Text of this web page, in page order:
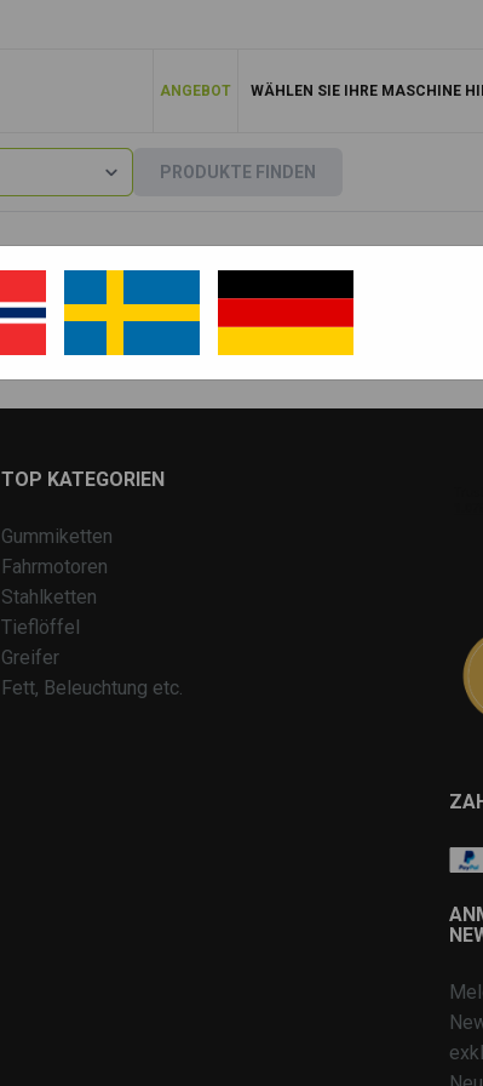
ANGEBOT WÄHLEN SIE IHRE MASCHINE
PRODUKTE FINDEN
TOP KATEGORIEN
Gummiketten
Fahrmotoren
Stahlketten
Tieflöffel
Greifer
Fett, Beleuchtung etc.